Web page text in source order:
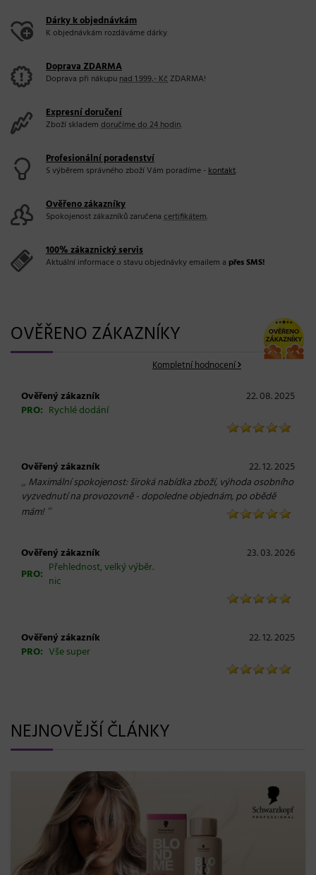
Dárky k objednávkám
K objednávkám rozdáváme dárky.
Doprava ZDARMA
Doprava při nákupunad 1.999,- KčZDARMA!
Expresní doručení
Zboží skladem doručíme do 24 hodin.
Profesionální poradenství
S výběrem správného zboží Vám poradíme -kontakt.
Ověřeno zákazníky
Spokojenost zákazníků zaručena certifikátem.
100% zákaznický servis
Aktuální informace o stavu objednávky emailem a přes SMS!
OVĚŘENO ZÁKAZNÍKY
Kompletní hodnocení
Ověřený zákazník
22. 08. 2025
PRO: Rychlé dodání
Ověřený zákazník 22. 12. 2025
„ Maximální spokojenost: široká nabídka zboží, výhoda osobního
vyzvednutí na provozovně - dopoledne objednám, po obědě
mám!“
Ověřený zákazník
23. 03. 2026
PRO: Přehlednost, velký výběr.
nic
Ověřený zákazník
22. 12. 2025
PRO: Vše super
NEJNOVĚJŠÍ ČLÁNKY